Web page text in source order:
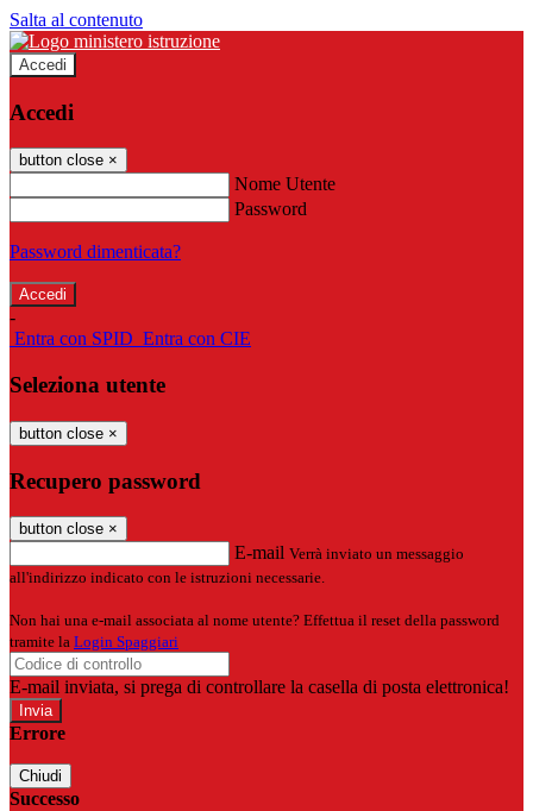
Salta al contenuto
Accedi
Accedi
button close ×
Nome Utente
Password
Password dimenticata?
-
Entra con SPID Entra con CIE
Seleziona utente
button close ×
Recupero password
button close ×
E-mail Verrà inviato un messaggio
all'indirizzo indicato con le istruzioni necessarie.
Non hai una e-mail associata al nome utente? Effettua il reset della password
tramite la Login Spaggiari
E-mail inviata, si prega di controllare la casella di posta elettronica!
Errore
Chiudi
Successo